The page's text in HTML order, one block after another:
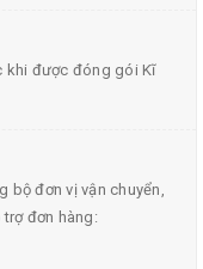
3 chân dưới
khi được đóng gói Kĩ
bộ đơn vị vận chuyển,
đơn hàng: